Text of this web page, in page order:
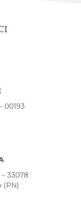
00193
33078
(PN)